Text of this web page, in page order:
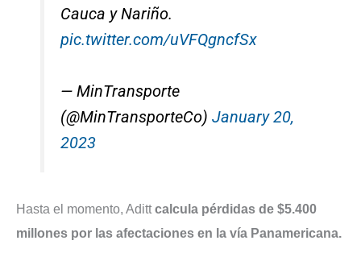
Cauca y Nariño.
pic.twitter.com/uVFQgncfSx
— MinTransporte
(@MinTransporteCo) January 20,
2023
Hasta el momento, Adittcalcula pérdidas de $5.400
millones por las afectaciones en la vía Panamericana.